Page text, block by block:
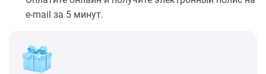
e-mail за 5 минут.